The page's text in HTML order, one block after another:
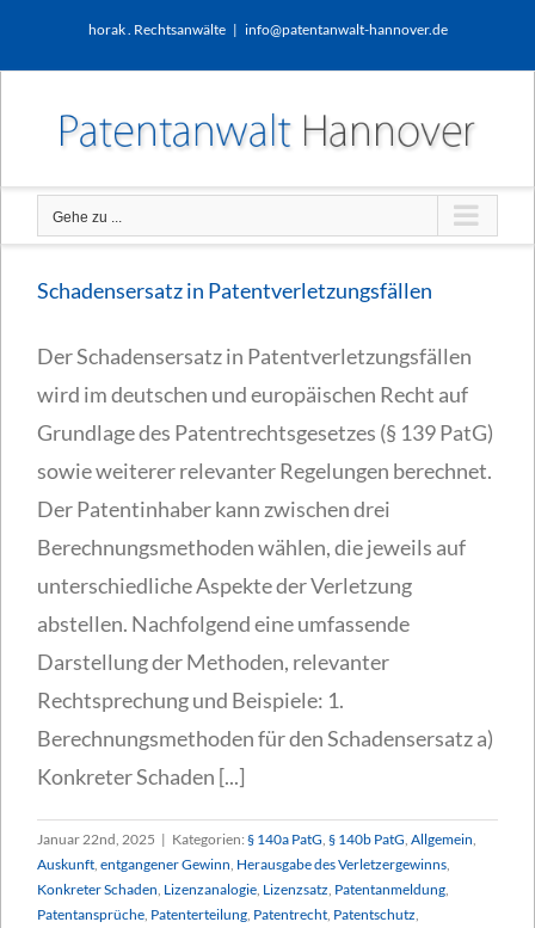
horak . Rechtsanwälte | info@patentanwalt-hannover.de
Gehe zu ...
Schadensersatz in Patentverletzungsfällen
Der Schadensersatz in Patentverletzungsfällen
wird im deutschen und europäischen Recht auf
Grundlage des Patentrechtsgesetzes (§ 139 PatG)
sowie weiterer relevanter Regelungen berechnet.
Der Patentinhaber kann zwischen drei
Berechnungsmethoden wählen, die jeweils auf
unterschiedliche Aspekte der Verletzung
abstellen. Nachfolgend eine umfassende
Darstellung der Methoden, relevanter
Rechtsprechung und Beispiele: 1.
Berechnungsmethoden für den Schadensersatz a)
Konkreter Schaden [...]
Januar 22nd, 2025 | Kategorien: § 140a PatG § 140b PatG Allgemein
Auskunft entgangener Gewinn Herausgabe des Verletzergewinns
Konkreter Schaden Lizenzanalogie Lizenzsatz Patentanmeldung
Patentansprüche Patenterteilung Patentrecht Patentschutz